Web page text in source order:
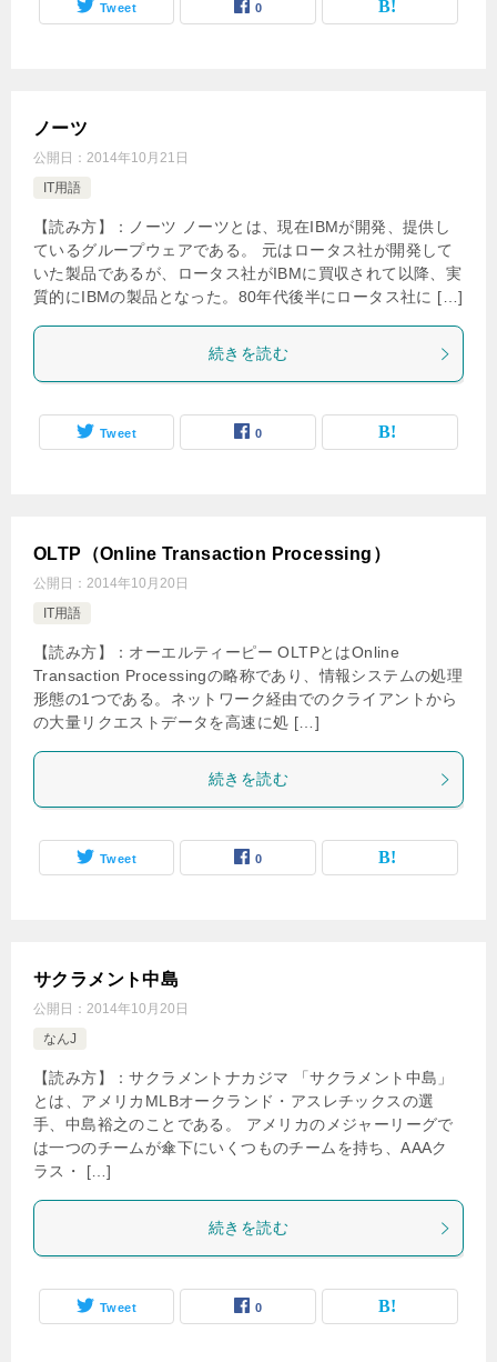
Tweet 0
ノーツ
公開日： 2014年10月21日
IT用語
【読み方】：ノーツ ノーツとは、現在IBMが開発、提供し
ているグループウェアである。 元はロータス社が開発して
いた製品であるが、ロータス社がIBMに買収されて以降、実
質的にIBMの製品となった。80年代後半にロータス社に […]
続きを読む
Tweet 0
OLTP（Online Transaction Processing）
公開日： 2014年10月20日
IT用語
【読み方】：オーエルティーピー OLTPとはOnline
Transaction Processingの略称であり、情報システムの処理
形態の1つである。ネットワーク経由でのクライアントから
の大量リクエストデータを高速に処 […]
続きを読む
Tweet 0
サクラメント中島
公開日： 2014年10月20日
なんJ
【読み方】：サクラメントナカジマ 「サクラメント中島」
とは、アメリカMLBオークランド・アスレチックスの選
手、中島裕之のことである。 アメリカのメジャーリーグで
は一つのチームが傘下にいくつものチームを持ち、AAAク
ラス・ […]
続きを読む
Tweet 0